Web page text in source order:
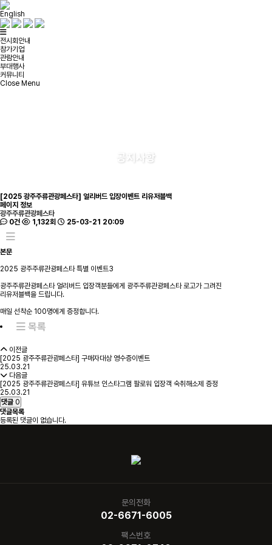
English
전시회안내
참가기업
관람안내
부대행사
커뮤니티
Close Menu
공지사항
[2025 광주주류관광페스타] 얼리버드 입장이벤트 리유저블백
페이지 정보
광주주류관광페스타
0건
1,132회 25-03-21 20:09
본문
2025 광주주류관광페스타 특별 이벤트3
광주주류관광페스타 얼리버드 입장객분들에게 광주주류관광페스타 로고가 그려진
리유저블백을 드립니다.
매일 선착순 100명에게 증정합니다.
목록
이전글
[2025 광주주류관광페스타] 구매자대상 영수증이벤트
25.03.21
다음글
[2025 광주주류관광페스타] 유튜브 인스타그램 팔로워 입장객 숙취해소제 증정
25.03.21
댓글 0
댓글목록
등록된 댓글이 없습니다.
문의전화
02-6671-6005
팩스번호